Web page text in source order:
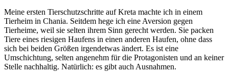
Meine ersten Tierschutzschritte auf Kreta machte ich in einem
Tierheim in Chania. Seitdem hege ich eine Aversion gegen
Tierheime, weil sie selten ihrem Sinn gerecht werden. Sie packen
Tiere eines riesigen Haufens in einen anderen Haufen, ohne dass
sich bei beiden Größen irgendetwas ändert. Es ist eine
Umschichtung, selten angenehm für die Protagonisten und an keiner
Stelle nachhaltig. Natürlich: es gibt auch Ausnahmen.